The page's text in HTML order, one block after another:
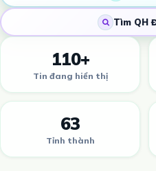
Tìm QH
110+
Tin đang hiển thị
63
Tỉnh thành